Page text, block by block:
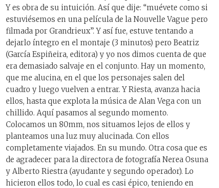
Y es obra de su intuición. Así que dije: “muévete como si
estuviésemos en una película de la Nouvelle Vague pero
filmada por Grandrieux”. Y así fue, estuve tentando a
dejarlo íntegro en el montaje (3 minutos) pero Beatriz
(García Espiñeira, editora) y yo nos dimos cuenta de que
era demasiado salvaje en el conjunto. Hay un momento,
que me alucina, en el que los personajes salen del
cuadro y luego vuelven a entrar. Y Riesta, avanza hacia
ellos, hasta que explota la música de Alan Vega con un
chillido. Aquí pasamos al segundo momento.
Colocamos un 80mm, nos situamos lejos de ellos y
planteamos una luz muy alucinada. Con ellos
completamente viajados. En su mundo. Otra cosa que es
de agradecer para la directora de fotografía Nerea Osuna
y Alberto Riestra (ayudante y segundo operador). Lo
hicieron ellos todo, lo cual es casi épico, teniendo en